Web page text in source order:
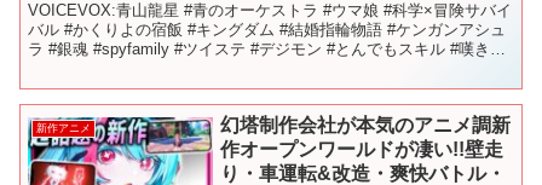
VOICEVOX:青山龍星 #青のオーケストラ #ウマ娘 #科学×冒険サバイ
バル #かくりよの宿飯 #キングダム #結婚指輪物語 #ケンガンアシュ
ラ #銀魂 #spyfamily #ツイステ #デジモン #とんでもスキル #嘆きの
新作アニメ
幻塔制作会社が本気のアニメ調新
作オープンワールドが凄い!!壁走
り・車運転&改造・爽快バトル・